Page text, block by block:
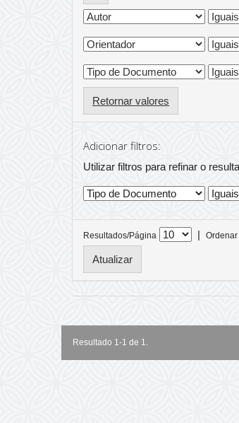
Retornar valores
Adicionar filtros:
Utilizar filtros para refinar o
Resultados/Página |
Resultado 1-1 de 1.